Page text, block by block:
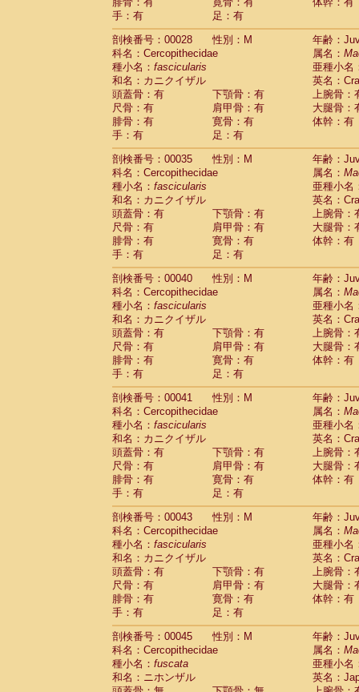
Cebidae Saimiri sciureus
Atelidae Alouatta caraya
AtelidaeAlouatta fusca
AtelidaeAlouatta seniculus
AtelidaeAlouatta
AtelidaeAteles belzebuth
Atelidae Ateles geoffroyi
Atelidae Ateles paniscus
Atelidae Atelesspp.
Atelidae Lagothrix lagothricha
AtelidaeLagothrix lagothricha cana(0)
Pitheciidae
Cacajao calvus
PitheciidaeCallicebus cupreus(0)
Pitheciidae Callicebus donacophilus(0)
Pitheciidae Callicebus moloch(0)
Pitheciidae Callicebus torquatus(0)
Pitheciidae Callicebus
Pitheciidae Chiropotes satanas
Pitheciidae Pithecia monachus
Pitheciidae Pithecia pithecia (0)
Cercopithecidae Cercocebus agilis (0)
Cercopithecidae
Cercocebus
Cercopithecidae
Cercocebus
CercopithecidaeCercocebus
CercopithecidaeCercocebus
CercopithecidaeCercocebus hybrid(0)
CercopithecidaeCercocebus
CercopithecidaeLophocebus
Cercopithecidae
(0)
Cercopithecidae Papio cynocephalus
Cercopithecidae Papio hamadryas(1)
CercopithecidaePapio papio
CercopithecidaePapio
CercopithecidaeMandrillus
CercopithecidaeMandrillus sphinx
CercopithecidaeTheropithecus
CercopithecidaeMacaca arctoides(1)
Cercopithecidae Macaca assamensis
Cercopithecidae
Macaca
CercopithecidaeMacaca cyclopis (6)
CercopithecidaeMacaca fascicularis
CercopithecidaeMacaca fuscaca
CercopithecidaeMacaca fuscata
CercopithecidaeMacaca fuscata
CercopithecidaeMacaca maura(1)
Cercopithecidae Macaca mulatta(47)
Cercopithecidae Macaca nemestrina(3)
Cercopithecidae Macaca nigra(1)
手：有
足：有
剖検番号：00028
性別：M
年齢：
科名：Cercopithecidae
属名：
種小名： fascicularis
亜種小名
和名：カニクイザル
英名：
頭蓋骨：有
下顎骨：有
上腕骨：
尺骨：有
肩甲骨：有
大腿骨：
腓骨：有
寛骨：有
体幹：有
手：有
足：有
剖検番号：00035
性別：M
年齢：
科名：Cercopithecidae
属名：
種小名： fascicularis
亜種小名
和名：カニクイザル
英名：
頭蓋骨：有
下顎骨：有
上腕骨：
尺骨：有
肩甲骨：有
大腿骨：
腓骨：有
寛骨：有
体幹：有
手：有
足：有
剖検番号：00040
性別：M
年齢：
科名：Cercopithecidae
属名：
種小名： fascicularis
亜種小名
和名：カニクイザル
英名：
頭蓋骨：有
下顎骨：有
上腕骨：
尺骨：有
肩甲骨：有
大腿骨：
腓骨：有
寛骨：有
体幹：有
手：有
足：有
剖検番号：00041
性別：M
年齢：
科名：Cercopithecidae
属名：
種小名： fascicularis
亜種小名
和名：カニクイザル
英名：
頭蓋骨：有
下顎骨：有
上腕骨：
尺骨：有
肩甲骨：有
大腿骨：
腓骨：有
寛骨：有
体幹：有
手：有
足：有
剖検番号：00043
性別：M
年齢：
科名：Cercopithecidae
属名：
種小名： fascicularis
亜種小名
和名：カニクイザル
英名：
頭蓋骨：有
下顎骨：有
上腕骨：
尺骨：有
肩甲骨：有
大腿骨：
腓骨：有
寛骨：有
体幹：有
手：有
足：有
剖検番号：00045
性別：M
年齢：
科名：Cercopithecidae
属名：
種小名： fuscata
亜種小名
和名：ニホンザル
英名：